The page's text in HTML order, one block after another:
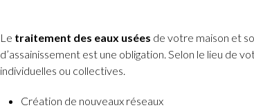
Le traitement des eaux usées de votre maison et
d’assainissement est une obligation. Selon le lieu de
individuelles ou collectives.
Création de nouveaux réseaux